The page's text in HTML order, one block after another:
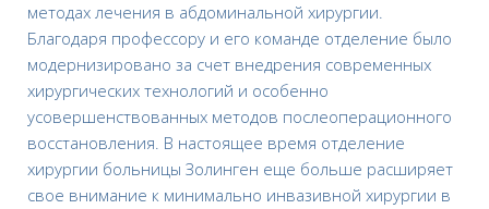
методах лечения в абдоминальной хирургии.
Благодаря профессору и его команде отделение было
модернизировано за счет внедрения современных
хирургических технологий и особенно
усовершенствованных методов послеоперационного
восстановления. В настоящее время отделение
хирургии больницы Золинген еще больше расширяет
свое внимание к минимально инвазивной хирургии в